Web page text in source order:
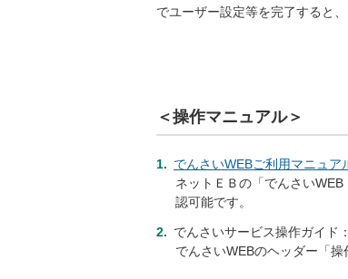
でユーザー設定等を完了すると
＜操作マニュアル＞
でんさいWEBご利用マニュア
ネットＥＢの「でんさい
認可能です。
でんさいサービス操作ガイド
でんさいWEBのヘッダー「操